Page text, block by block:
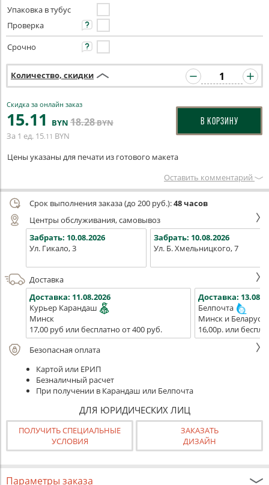
Упаковка в тубус
Проверка
Срочно
Количество, скидки
Скидка за онлайн заказ
15.11 BYN 18.28BYN
За 1 ед. 15.11 BYN
В КОРЗИНУ
Цены указаны для печати из готового макета
Оставить комментарий
Срок выполнения заказа (до 200 руб.):48 часов
Центры обслуживания, самовывоз
Забрать: 10.08.2026
Ул. Гикало, 3
Забрать: 10.08.2026
Ул. Б. Хмельницкого, 7
Доставка
Доставка: 11.08.2026
Курьер Карандаш
Минск
17,00 руб или бесплатно от 400 руб.
Доставка:
Белпочта
Минск и Беларусь
16,00р. или
Безопасная оплата
Картой или ЕРИП
Безналичный расчет
При получении в Карандаш или Белпочта
ДЛЯ ЮРИДИЧЕСКИХ ЛИЦ
ПОЛУЧИТЬ СПЕЦИАЛЬНЫЕ
УСЛОВИЯ
ЗАКАЗАТЬ
ДИЗАЙН
Параметры заказа